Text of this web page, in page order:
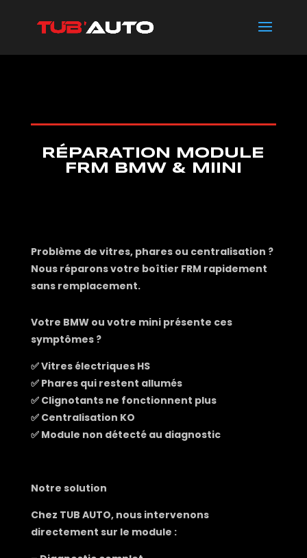
RÉPARATION MODULE
FRM BMW & MIINI
Problème de vitres, phares ou centralisation ?
Nous réparons votre boîtier FRM rapidement
sans remplacement.
Votre BMW ou votre mini présente ces
symptômes ?
✅ Vitres électriques HS
✅ Phares qui restent allumés
✅ Clignotants ne fonctionnent plus
✅ Centralisation KO
✅ Module non détecté au diagnostic
Notre solution
Chez TUB AUTO, nous intervenons
directement sur le module :